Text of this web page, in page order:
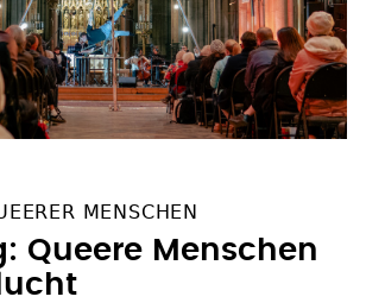
MENSCHEN
Queere Menschen